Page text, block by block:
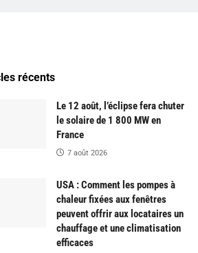
récents
Le 12 août, l’éclipse fera chuter
le solaire de 1 800 MW en
France
7 août 2026
USA : Comment les pompes à
chaleur fixées aux fenêtres
peuvent offrir aux locataires un
chauffage et une climatisation
efficaces